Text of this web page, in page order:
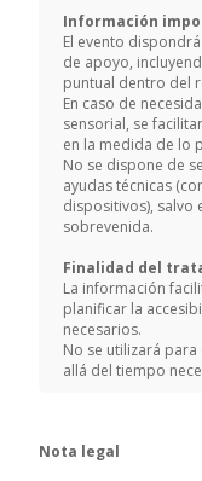
Información
El evento
de apoyo,
puntual dentro del
En caso de
sensorial, se
en la medida de lo
No se dispone de
ayudas técnicas
dispositivos), salvo
sobrevenida.
Finalidad del
La información
planificar la
necesarios.
No se utilizará
allá del tiempo
Nota legal